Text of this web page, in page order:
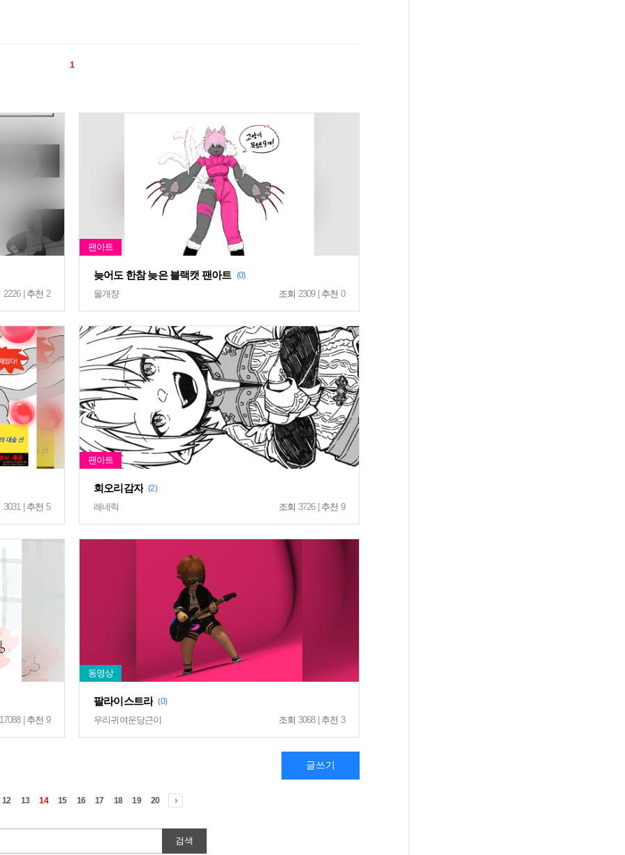
1
2226 | 추천 2
늦어도 한참 늦은 블랙캣 팬아트 (0)
물개쟝 조회 2309 | 추천 0
3031 | 추천 5
회오리감자 (2)
레네릭 조회 3726 | 추천 9
17088 | 추천 9
팔라이스트라 (0)
우리귀여운당근이 조회 3068 | 추천 3
12 13 14 15 16 17 18 19 20